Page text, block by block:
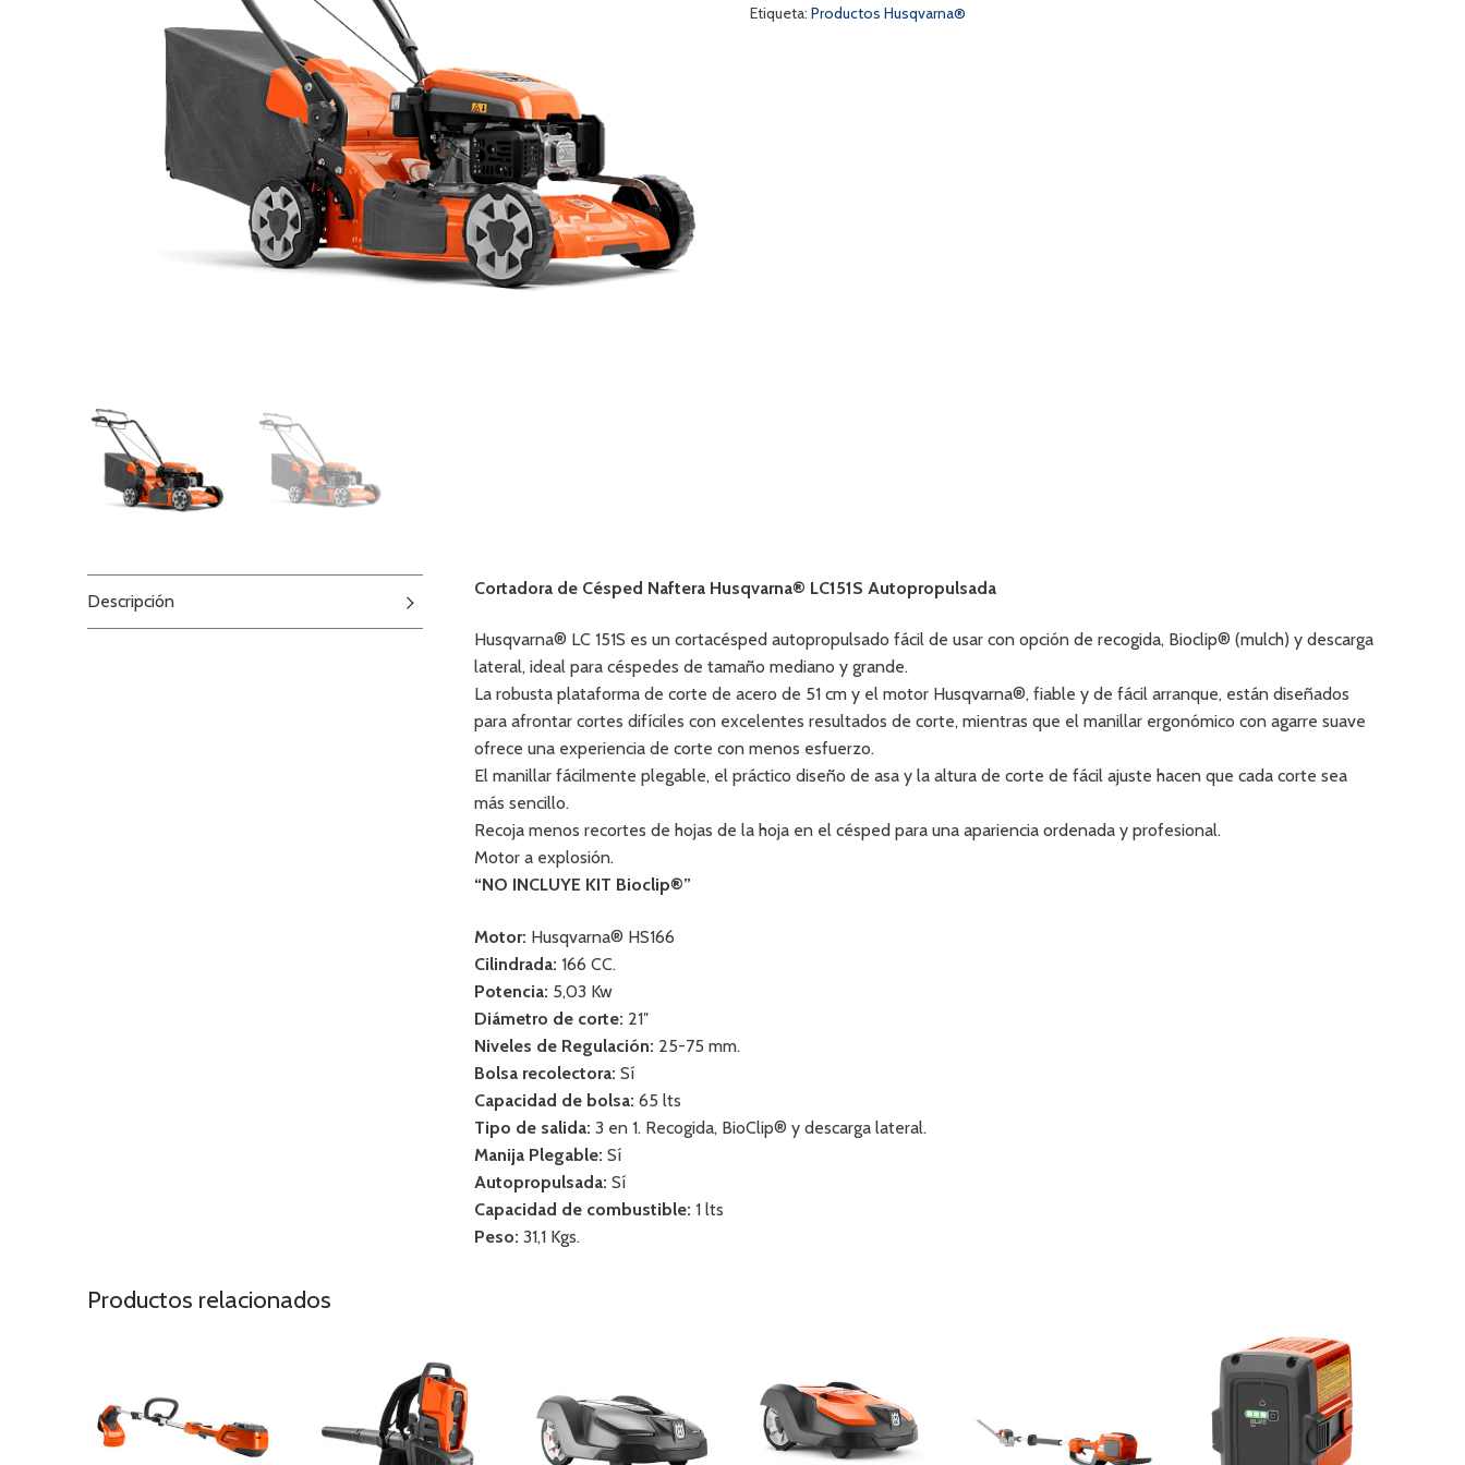
Servicio Técnico
Contacto
Búsqueda
de
productos
Etiqueta: Productos Husqvarna®
Descripción
Cortadora de Césped Naftera Husqvarna® LC151S Autopropulsada
Husqvarna® LC 151S es un cortacésped autopropulsado fácil de usar con opción de recogida, Bioclip® (mulch) y descarga
lateral, ideal para céspedes de tamaño mediano y grande.
La robusta plataforma de corte de acero de 51 cm y el motor Husqvarna®, fiable y de fácil arranque, están diseñados
para afrontar cortes difíciles con excelentes resultados de corte, mientras que el manillar ergonómico con agarre suave
ofrece una experiencia de corte con menos esfuerzo.
El manillar fácilmente plegable, el práctico diseño de asa y la altura de corte de fácil ajuste hacen que cada corte sea
más sencillo.
Recoja menos recortes de hojas de la hoja en el césped para una apariencia ordenada y profesional.
Motor a explosión.
“NO INCLUYE KIT Bioclip®”
Motor: Husqvarna® HS166
Cilindrada: 166 CC.
Potencia: 5,03 Kw
Diámetro de corte: 21″
Niveles de Regulación: 25-75 mm.
Bolsa recolectora: Sí
Capacidad de bolsa: 65 lts
Tipo de salida: 3 en 1. Recogida, BioClip® y descarga lateral.
Manija Plegable: Sí
Autopropulsada: Sí
Capacidad de combustible: 1 lts
Peso: 31,1 Kgs.
Productos relacionados